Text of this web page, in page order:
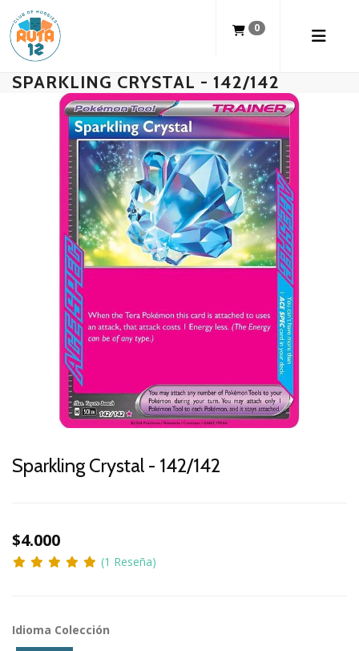
0
SPARKLING CRYSTAL - 142/142
Sparkling Crystal - 142/142
$4.000
(1 Reseña)
Idioma Colección